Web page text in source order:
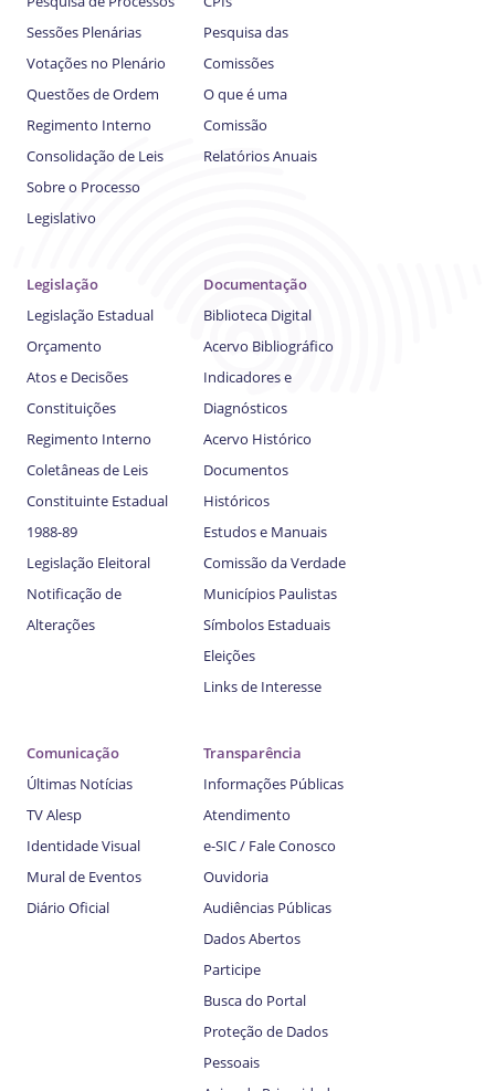
Sessões Plenárias
Votações no Plenário
Questões de Ordem
Regimento Interno
Consolidação de Leis
Sobre o Processo
Legislativo
Pesquisa das
Comissões
O que é uma
Comissão
Relatórios Anuais
Legislação
Legislação Estadual
Orçamento
Atos e Decisões
Constituições
Regimento Interno
Coletâneas de Leis
Constituinte Estadual
1988-89
Legislação Eleitoral
Notificação de
Alterações
Documentação
Biblioteca Digital
Acervo Bibliográfico
Indicadores e
Diagnósticos
Acervo Histórico
Documentos
Históricos
Estudos e Manuais
Comissão da Verdade
Municípios Paulistas
Símbolos Estaduais
Eleições
Links de Interesse
Comunicação
Últimas Notícias
TV Alesp
Identidade Visual
Mural de Eventos
Diário Oficial
Transparência
Informações Públicas
Atendimento
e-SIC / Fale Conosco
Ouvidoria
Audiências Públicas
Dados Abertos
Participe
Busca do Portal
Proteção de Dados
Pessoais